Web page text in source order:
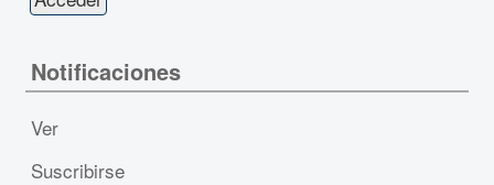
Notificaciones
Ver
Suscribirse